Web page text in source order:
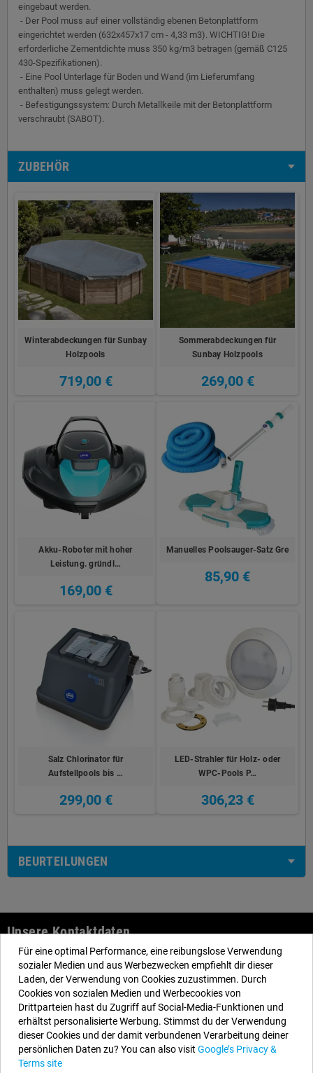
eingebaut werden.
- Der Pool muss auf einer vollständig ebenen Betonplattform
eingerichtet werden (632x457x17 cm - 4,33 m3). WICHTIG! Die
erforderliche Zementdichte muss 350 kg/m3 betragen (gemäß C125
430-Spezifikationen).
- Eine Pool Unterlage für Boden und Wand (im Lieferumfang
enthalten) muss gelegt werden.
- Befestigungssystem: Durch Metallkeile mit der Betonplattform
verschraubt (SABOT).
ZUBEHÖR
Winterabdeckungen für Sunbay
Holzpools
719,00 €
Sommerabdeckungen für
Sunbay Holzpools
269,00 €
Akku-Roboter mit hoher
Leistung. gründl…
169,00 €
Manuelles Poolsauger-Satz Gre
85,90 €
Salz Chlorinator für
Aufstellpools bis …
299,00 €
LED-Strahler für Holz- oder
WPC-Pools P…
306,23 €
BEURTEILUNGEN
Unsere Kontaktdaten
EYAROC COMPANY SL (DE329113465)
Rufen Sie uns jetzt an:DE: 0800.000.2626
Öffnungszeiten:Montag bis Freitag: 9–14 Uhr und 15–18 Uhr
Email:info@aufstellpools.de
Folgen Sie uns
Für eine optimal Performance, eine reibungslose Verwendung
sozialer Medien und aus Werbezwecken empfiehlt dir dieser
Laden, der Verwendung von Cookies zuzustimmen. Durch
Cookies von sozialen Medien und Werbecookies von
Drittparteien hast du Zugriff auf Social-Media-Funktionen und
erhältst personalisierte Werbung. Stimmst du der Verwendung
dieser Cookies und der damit verbundenen Verarbeitung deiner
persönlichen Daten zu? You can also visit Google’s Privacy &
Terms site